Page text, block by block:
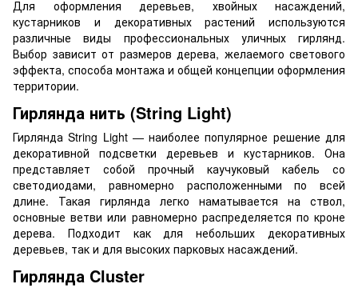
Для оформления деревьев, хвойных насаждений,
кустарников и декоративных растений используются
различные виды профессиональных уличных гирлянд.
Выбор зависит от размеров дерева, желаемого светового
эффекта, способа монтажа и общей концепции оформления
территории.
Гирлянда нить (String Light)
Гирлянда String Light — наиболее популярное решение для
декоративной подсветки деревьев и кустарников. Она
представляет собой прочный каучуковый кабель со
светодиодами, равномерно расположенными по всей
длине. Такая гирлянда легко наматывается на ствол,
основные ветви или равномерно распределяется по кроне
дерева. Подходит как для небольших декоративных
деревьев, так и для высоких парковых насаждений.
Гирлянда Cluster